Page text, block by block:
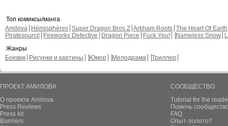
Топ комиксы/манга
Amilova
Hémisphères Super Dragon Bros Z Arkham Roots The Heart Of Earth
Piratesourcil
Fireworks Detective Dragon Piece Fuck You! Nameless Snow
Жанры
Боевик
Рисунки и картины Юмор Мелодрама Триллер
ПРОЕКТ АМИЛОВА
О проекте Amilova
Press Reviews
Press kit
Banners
СООБЩЕСТВО
Tutorial for the
Помочь
FAQ
Опыт-золото?